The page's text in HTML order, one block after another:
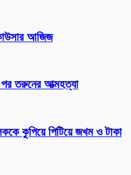
আজিজ
পর তরুনের আত্মহত্যা
কুপিয়ে পিটিয়ে জখম ও টাকা